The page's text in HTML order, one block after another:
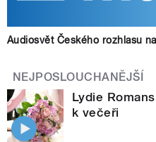
Audiosvět Českého rozhlasu
NEJPOSLOUCHANĚJŠÍ
Lydie
k večeři